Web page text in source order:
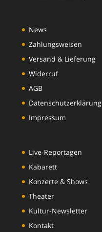
News
Zahlungsweisen
Versand & Lieferung
Widerruf
AGB
Datenschutzerklärung
Impressum
Live-Reportagen
Kabarett
Konzerte & Shows
Theater
Kultur-Newsletter
Kontakt